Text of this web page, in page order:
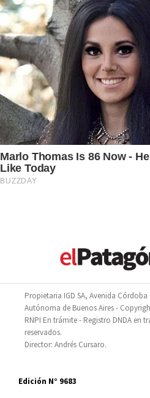
Propietaria IGD SA, Avenida Córdoba
Autónoma de Buenos Aires -
RNPI En trámite - Registro DNDA en
reservados.
Director: Andrés Cursaro.
Edición N° 9683